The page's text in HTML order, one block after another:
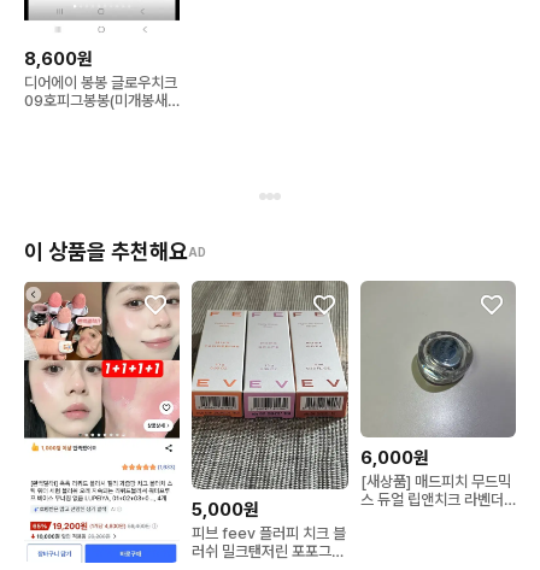
8,600원
디어에이 봉봉 글로우치크
09호피그봉봉(미개봉새
이 상품을 추천해요AD
5,000원
피브 feev 플러피 치크 블
러쉬 밀크탠저린 포포그레
6,000원
[새상품] 매드피치 무드믹
스 듀얼 립앤치크 라벤더